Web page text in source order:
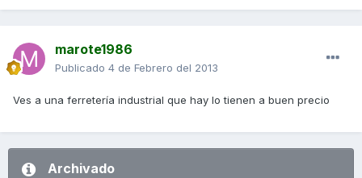
marote1986
Publicado 4 de Febrero del 2013
Ves a una ferretería industrial que hay lo tienen a buen precio
Archivado